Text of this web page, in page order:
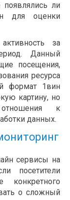
появлялись ли
для оценки
за
Данный
посещения,
ресурса
формат 1вин
картину, но
к
данных.
сервисы на
посетители
о сложный